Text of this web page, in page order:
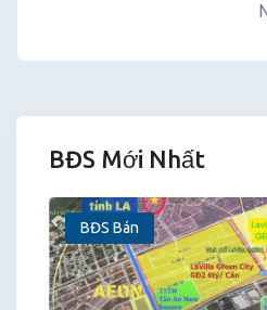
BĐS Mới Nhất
BĐS Bán